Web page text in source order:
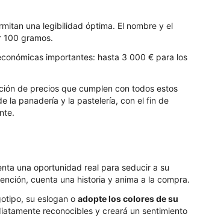
una legibilidad óptima. El nombre y el
100 gramos.
importantes: hasta 3 000 € para los
de precios que cumplen con todos estos
la panadería y la pastelería, con el fin de
una oportunidad real para seducir a su
cuenta una historia y anima a la compra.
su eslogan o adopte los colores de su
reconocibles y creará un sentimiento